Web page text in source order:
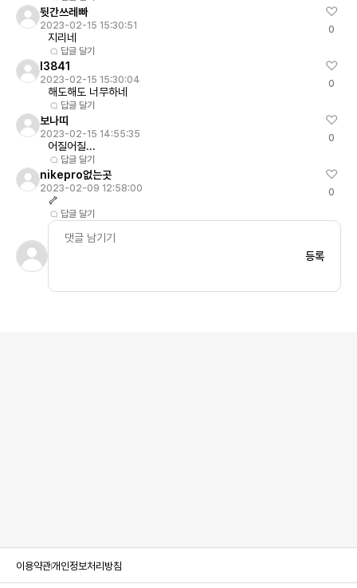
뒷간쓰레빠
2023-02-15 15:30:51
지리네
답글 달기
0
l3841
2023-02-15 15:30:04
해도해도 너무하네
답글 달기
0
보나띠
2023-02-15 14:55:35
어질어질...
답글 달기
0
nikepro없는곳
2023-02-09 12:58:00
🦴
답글 달기
0
등록
이용약관개인정보처리방침